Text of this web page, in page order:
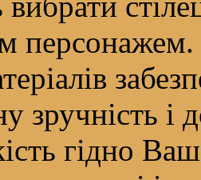
зручність і
гідно